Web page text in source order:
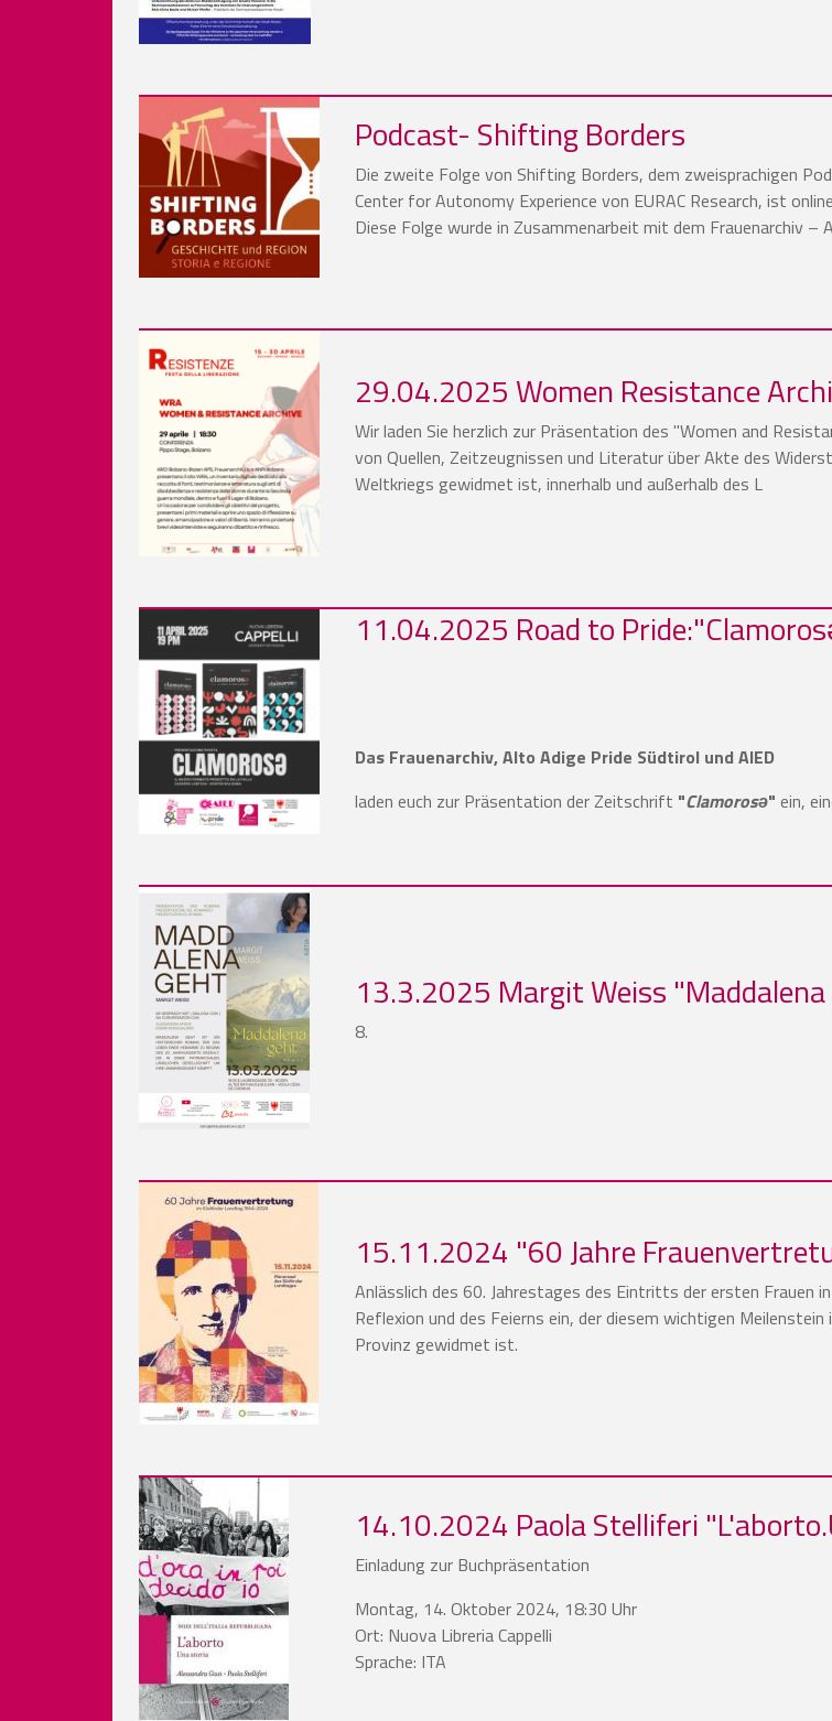
Podcast- Shifting Borders
Die zweite Folge von Shifting Borders, dem zweisprachigen
Center for Autonomy Experience von EURAC Research, ist
Diese Folge wurde in Zusammenarbeit mit dem Frauenarchiv –
29.04.2025 Women Resistance
Wir laden Sie herzlich zur Präsentation des "Women and
von Quellen, Zeitzeugnissen und Literatur über Akte des
Weltkriegs gewidmet ist, innerhalb und außerhalb des L
11.04.2025 Road to
Das Frauenarchiv, Alto Adige Pride Südtirol und AIED
laden euch zur Präsentation der Zeitschrift "Clamorosə" ein,
13.3.2025 Margit Weiss
8.
15.11.2024 "60 Jahre
Anlässlich des 60. Jahrestages des Eintritts der ersten Frauen
Reflexion und des Feierns ein, der diesem wichtigen
Provinz gewidmet ist.
14.10.2024 Paola Stelliferi
Einladung zur Buchpräsentation
Montag, 14. Oktober 2024, 18:30 Uhr
Ort: Nuova Libreria Cappelli
Sprache: ITA